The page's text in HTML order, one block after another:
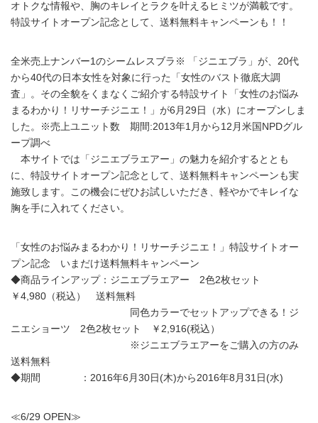
オトクな情報や、胸のキレイとラクを叶えるヒミツが満載です。
特設サイトオープン記念として、送料無料キャンペーンも！！
全米売上ナンバー1のシームレスブラ※ 「ジニエブラ」が、20代
から40代の日本女性を対象に行った「女性のバスト徹底大調
査」。その全貌をくまなくご紹介する特設サイト「女性のお悩み
まるわかり！リサーチジニエ！」が6月29日（水）にオープンしま
した。※売上ユニット数 期間:2013年1月から12月米国NPDグル
ープ調べ
本サイトでは「ジニエブラエアー」の魅力を紹介するととも
に、特設サイトオープン記念として、送料無料キャンペーンも実
施致します。この機会にぜひお試しいただき、軽やかでキレイな
胸を手に入れてください。
「女性のお悩みまるわかり！リサーチジニエ！」特設サイトオー
プン記念 いまだけ送料無料キャンペーン
◆商品ラインアップ：ジニエブラエアー 2色2枚セット
￥4,980（税込） 送料無料
同色カラーでセットアップできる！ジ
ニエショーツ 2色2枚セット ￥2,916(税込）
※ジニエブラエアーをご購入の方のみ
送料無料
◆期間 ：2016年6月30日(木)から2016年8月31日(水)
≪6/29 OPEN≫